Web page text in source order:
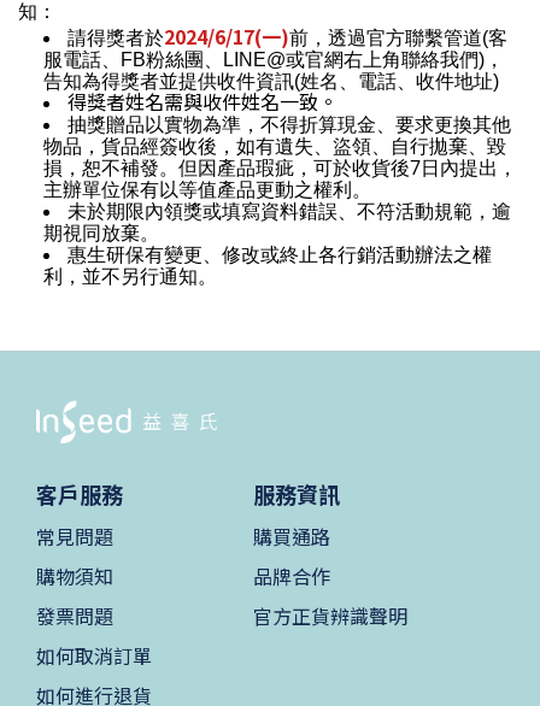
知：
請得獎者於2024/6/17(一)前，透過官方聯繫管道(客
服電話、FB粉絲團、LINE@或官網右上角聯絡我們)，
告知為得獎者並提供收件資訊(姓名、電話、收件地址)
得獎者姓名需與收件姓名一致。
抽獎贈品以實物為準，不得折算現金、要求更換其他
物品，貨品經簽收後，如有遺失、盜領、自行拋棄、毀
損，恕不補發。但因產品瑕疵，可於收貨後7日內提出，
主辦單位保有以等值產品更動之權利。
未於期限內領獎或填寫資料錯誤、不符活動規範，逾
期視同放棄。
惠生研保有變更、修改或終止各行銷活動辦法之權
利，並不另行通知。
客戶服務
常見問題
購物須知
發票問題
如何取消訂單
如何進行退貨
服務資訊
購買通路
品牌合作
官方正貨辨識聲明